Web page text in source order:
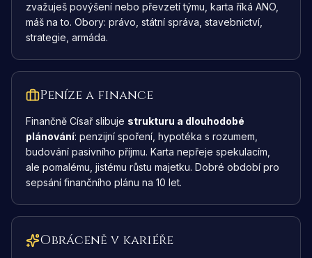
zvažuješ povýšení nebo převzetí týmu, karta říká ANO,
máš na to. Obory: právo, státní správa, stavebnictví,
strategie, armáda.
Peníze a finance
Finančně Císař slibuje strukturu a dlouhodobé
plánování: penzijní spoření, hypotéka s rozumem,
budování pasivního příjmu. Karta nepřeje spekulacím,
ale pomalému, jistému růstu majetku. Dobré období pro
sepsání finančního plánu na 10 let.
Obráceně v kariéře